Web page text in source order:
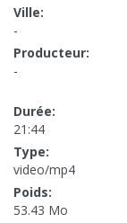
Ville:
-
Producteur:
-
Durée:
21:44
Type:
video/mp4
Poids:
53.43 Mo